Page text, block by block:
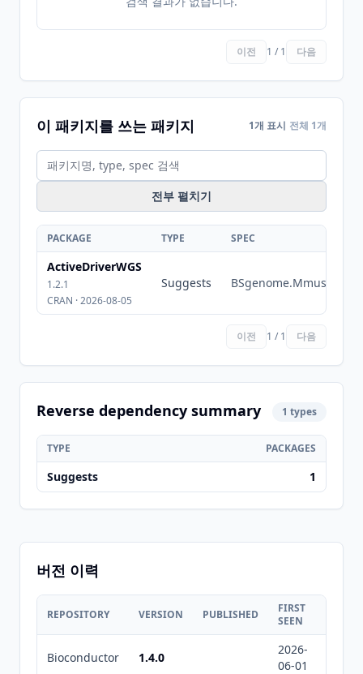
이전 1 / 1 다음
이 패키지를 쓰는 패키지 1개 표시 전체 1개
전부 펼치기
PACKAGE TYPE SPEC
ActiveDriverWGS
1.2.1
CRAN · 2026-08-05
Suggests
이전 1 / 1 다음
Reverse dependency summary 1 types
TYPE PACKAGES
Suggests 1
버전 이력
REPOSITORY VERSION PUBLISHED
FIRST
SEEN
Bioconductor 1.4.0
2026-
06-01